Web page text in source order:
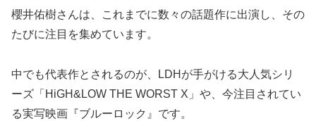
櫻井佑樹さんは、これまでに数々の話題作に出演し、その
たびに注目を集めています。
中でも代表作とされるのが、LDHが手がける大人気シリ
ーズ「HiGH&LOW THE WORST X」や、今注目されてい
る実写映画『ブルーロック』です。